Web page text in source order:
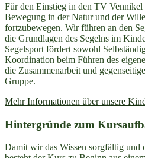
Für den Einstieg in den TV Vennikel
Bewegung in der Natur und der
fortzubewegen. Wir führen an den
die Grundlagen des Segelns im
Segelsport fördert sowohl
Koordination beim Führen des
die Zusammenarbeit und
Gruppe.
Mehr Informationen über unsere
Hintergründe zum
Damit wir das Wissen sorgfältig und